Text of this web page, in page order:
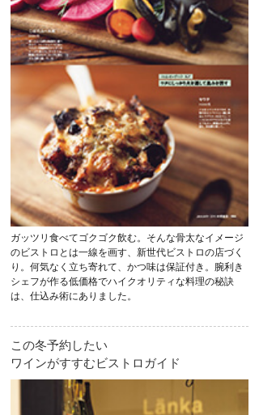
ガッツリ食べてゴクゴク飲む。そんな骨太なイメージ
のビストロとは一線を画す、新世代ビストロの店づく
り。何気なく立ち寄れて、かつ味は保証付き。腕利き
シェフが作る低価格でハイクオリティな料理の秘訣
は、仕込み術にありました。
この冬予約したい
ワインがすすむビストロガイド